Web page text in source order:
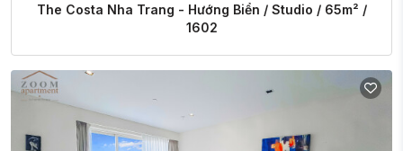
The Costa Nha Trang - Hướng Biển / Studio / 65m² /
1602